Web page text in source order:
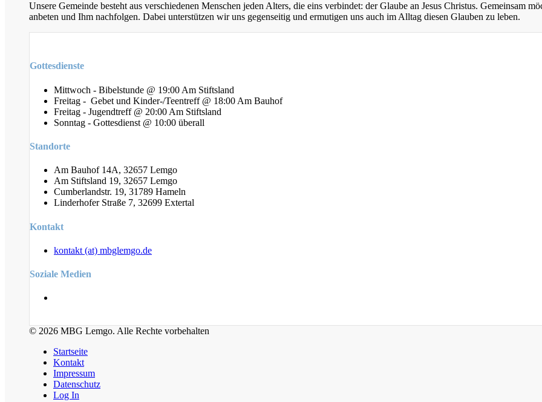
Unsere Gemeinde besteht aus verschiedenen Menschen jeden Alters, die eins verbindet: der Glaube an Jesus Christus. Gemeinsam
anbeten und Ihm nachfolgen. Dabei unterstützen wir uns gegenseitig und ermutigen uns auch im Alltag diesen Glauben zu leben.
Gottesdienste
Mittwoch - Bibelstunde @ 19:00 Am Stiftsland
Freitag - Gebet und Kinder-/Teentreff @ 18:00 Am Bauhof
Freitag - Jugendtreff @ 20:00 Am Stiftsland
Sonntag - Gottesdienst @ 10:00 überall
Standorte
Am Bauhof 14A, 32657 Lemgo
Am Stiftsland 19, 32657 Lemgo
Cumberlandstr. 19, 31789 Hameln
Linderhofer Straße 7, 32699 Extertal
Kontakt
kontakt (at) mbglemgo.de
Soziale Medien
© 2026 MBG Lemgo. Alle Rechte vorbehalten
Startseite
Kontakt
Impressum
Datenschutz
Log In